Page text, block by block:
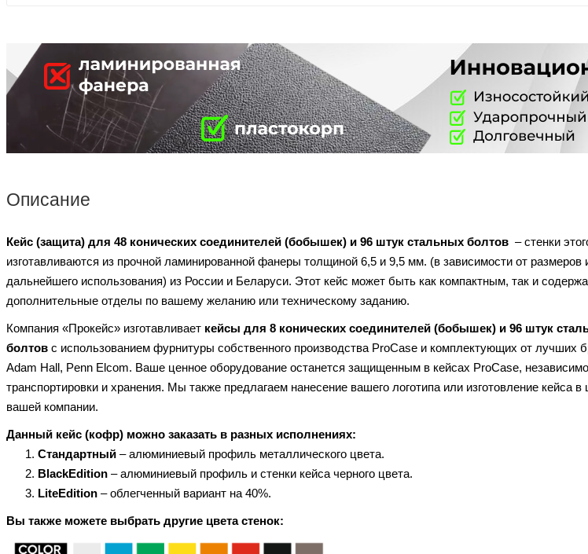
Описание
Кейс (защита) для 48 конических соединителей (бобышек) и 96 штук стальных болтов – стенки
изготавливаются из прочной ламинированной фанеры толщиной 6,5 и 9,5 мм. (в зависимости от размеров
дальнейшего использования) из России и Беларуси. Этот кейс может быть как компактным, так и
дополнительные отделы по вашему желанию или техническому заданию.
Компания «Прокейс» изготавливает кейсы для 8 конических соединителей (бобышек) и 96 штук
болтов с использованием фурнитуры собственного производства ProCase и комплектующих от лучших
Adam Hall, Penn Elcom. Ваше ценное оборудование останется защищенным в кейсах ProCase,
транспортировки и хранения. Мы также предлагаем нанесение вашего логотипа или изготовление кейса в
вашей компании.
Данный кейс (кофр) можно заказать в разных исполнениях:
Стандартный – алюминиевый профиль металлического цвета.
BlackEdition – алюминиевый профиль и стенки кейса черного цвета.
LiteEdition – облегченный вариант на 40%.
Вы также можете выбрать другие цвета стенок: